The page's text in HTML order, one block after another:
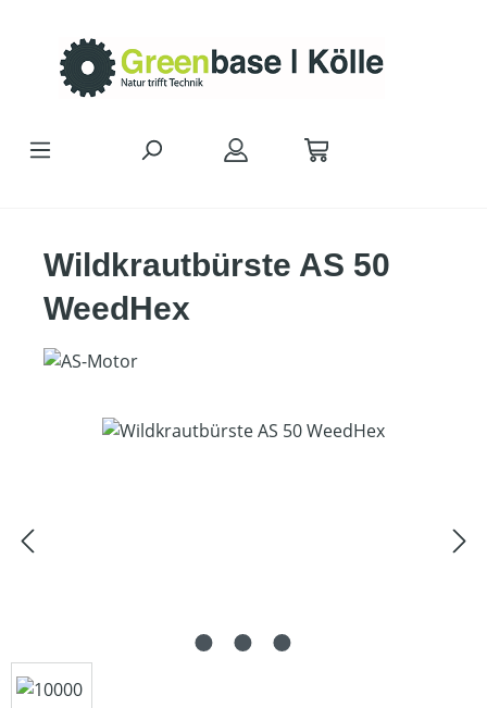
Wildkrautbürste AS 50
WeedHex
Bildergalerie überspringen